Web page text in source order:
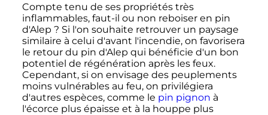
Compte tenu de ses propriétés très
inflammables, faut-il ou non reboiser en pin
d'Alep ? Si l'on souhaite retrouver un paysage
similaire à celui d'avant l'incendie, on favorisera
le retour du pin d'Alep qui bénéficie d'un bon
potentiel de régénération après les feux.
Cependant, si on envisage des peuplements
moins vulnérables au feu, on privilégiera
d'autres espèces, comme le pin pignon à
l'écorce plus épaisse et à la houppe plus